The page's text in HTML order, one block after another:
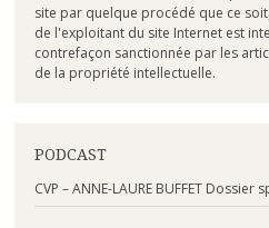
site par quelque procédé que ce
de l'exploitant du site Internet est
contrefaçon sanctionnée par les
de la propriété intellectuelle.
PODCAST
CVP – ANNE-LAURE BUFFET